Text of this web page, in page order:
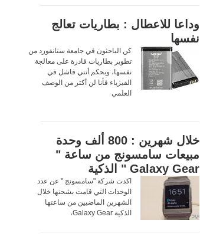
وداعا للاعطال : بطاريات تعالج
نفسها
كن الباحثون في جامعة ستانفورد من
تطوير بطاريات قادرة على معالجة
نفسها، وبحكم أنني فاشل في
الفيزياء فأنا لن أكثر من الوصف
العلمي
خلال شهرين : 800 ألف وحدة
مبيعات سامسونج من ساعة "
Galaxy Gear " الذكية
اكدت شركة "سامسونج " عن عدد
الوحدات التي قامت بشحنها خلال
الشهرين الماضيين من ساعتها
الذكية Galaxy Gear،